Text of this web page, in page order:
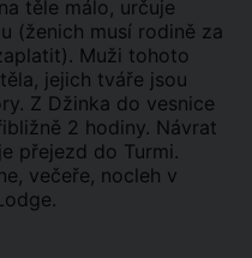
těle málo, určuje
(ženich musí rodině za
Muži tohoto
jejich tváře jsou
Z Džinka do vesnice
2 hodiny. Návrat
přejezd do Turmi.
večeře, nocleh v